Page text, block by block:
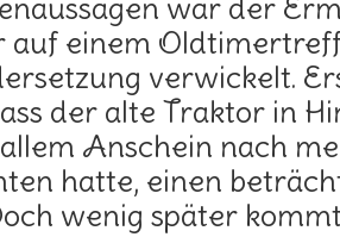
war der
auf einem
verwickelt.
der alte Traktor in
Anschein nach
hatte, einen
wenig später